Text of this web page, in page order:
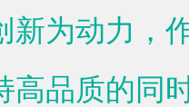
新为动力，
高品质的同